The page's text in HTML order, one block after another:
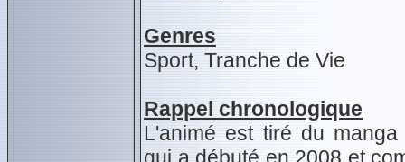
Genres
Sport, Tranche de Vie
Rappel chronologique
L'animé est tiré du